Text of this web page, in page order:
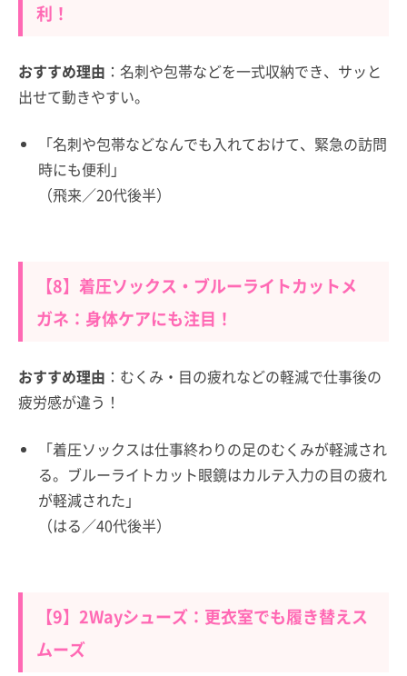
利！
おすすめ理由 ：名刺や包帯などを一式収納でき、サッと
出せて動きやすい。
「名刺や包帯などなんでも入れておけて、緊急の訪問
時にも便利」
（飛来／20代後半）
【8】着圧ソックス・ブルーライトカットメ
ガネ：身体ケアにも注目！
おすすめ理由 ：むくみ・目の疲れなどの軽減で仕事後の
疲労感が違う！
「着圧ソックスは仕事終わりの足のむくみが軽減され
る。ブルーライトカット眼鏡はカルテ入力の目の疲れ
が軽減された」
（はる／40代後半）
【9】2Wayシューズ：更衣室でも履き替えス
ムーズ